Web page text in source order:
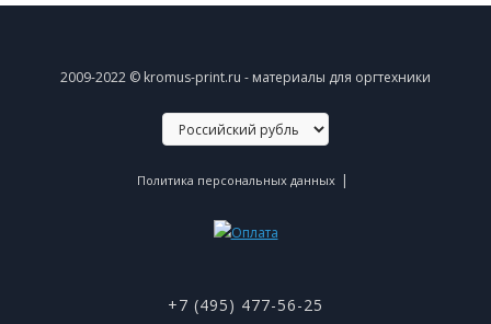
2009-2022 © kromus-print.ru - материалы для оргтехники
Политика персональных данных |
+7 (495) 477-56-25